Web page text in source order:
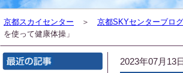
京都スカイセンター ＞ 京都SKYセンターブロ
を使って健康体操」
2023年07月13